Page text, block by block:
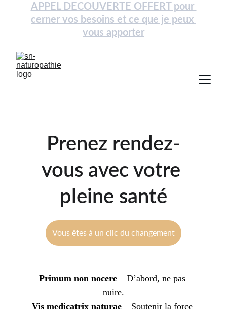
APPEL DECOUVERTE OFFERT pour
cerner vos besoins et ce que je peux
vous apporter
Prenez rendez-
vous avec votre
pleine santé
Primum non nocere – D’abord, ne pas
nuire.
Vis medicatrix naturae – Soutenir la force
Vous êtes à un clic du changement